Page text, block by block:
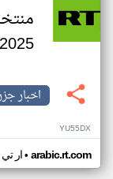
2025 من دور المجموعات
اخبار
YU55DX
ار• arabic.rt.com